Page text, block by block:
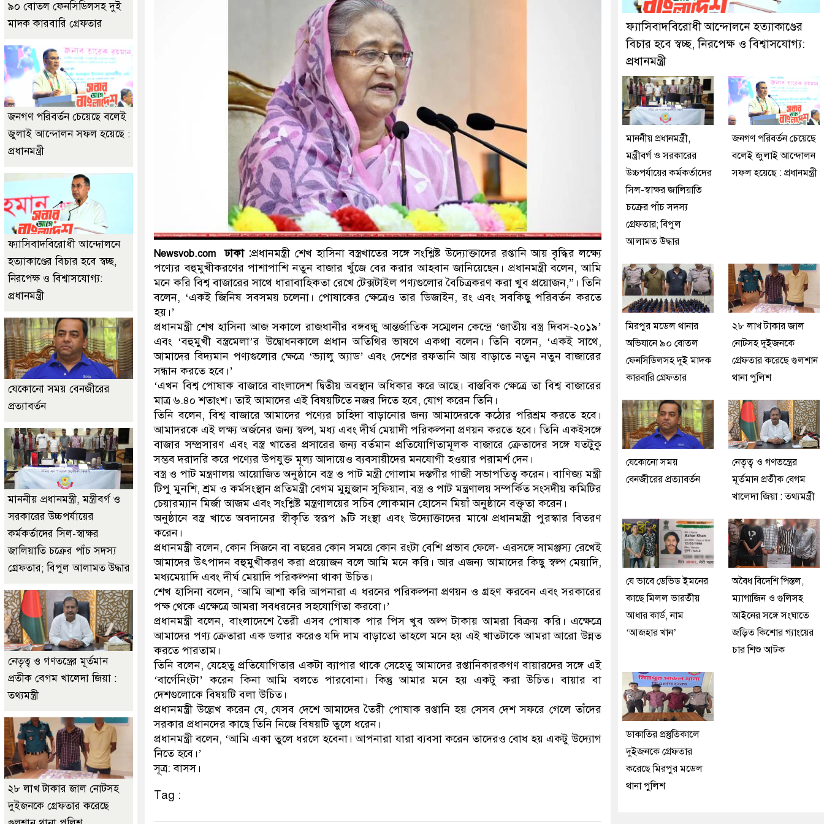
ডাকাতির প্রস্তুতিকালে দুইজনকে গ্রেফতার করেছে মিরপুর মডেল থানা পুলিশ
Newsvob.com ঢাকা :প্রধানমন্ত্রী শেখ হাসিনা বস্ত্রখাতের সঙ্গে সংশ্লিষ্ট উদ্যোক্তাদের রপ্তানি আয় বৃৃদ্ধির লক্ষ্যে
পণ্যের বহুমুখীকরণের পাশাপাশি নতুন বাজার খুঁজে বের করার আহবান জানিয়েছেন। প্রধানমন্ত্রী বলেন, আমি
মনে করি বিশ্ব বাজারের সাথে ধারাবাহিকতা রেখে টেক্সটাইল পণ্যগুলোর বৈচিত্রকরণ করা খুব প্রয়োজন,”। তিনি
বলেন, ‘একই জিনিষ সবসময় চলেনা। পোষাকের ক্ষেত্রেও তার ডিজাইন, রং এবং সবকিছু পরিবর্তন করতে
হয়।’
প্রধানমন্ত্রী শেখ হাসিনা আজ সকালে রাজধানীর বঙ্গবন্ধু আন্তর্জাতিক সম্মেলন কেন্দ্রে ‘জাতীয় বস্ত্র দিবস-২০১৯’
এবং ‘বহুমুখী বস্ত্রমেলা’র উদ্বোধনকালে প্রধান অতিথির ভাষণে একথা বলেন। তিনি বলেন, ‘একই সাথে,
আমাদের বিদ্যমান পণ্যগুলোর ক্ষেত্রে ‘ভ্যালু অ্যাড’ এবং দেশের রফতানি আয় বাড়াতে নতুন নতুন বাজারের
সন্ধান করতে হবে।’
‘এখন বিশ্ব পোষাক বাজারে বাংলাদেশ দ্বিতীয় অবস্থান অধিকার করে আছে। বাস্তবিক ক্ষেত্রে তা বিশ্ব বাজারের
মাত্র ৬.৪০ শতাংশ। তাই আমাদের এই বিষয়টিতে নজর দিতে হবে, যোগ করেন তিনি।
তিনি বলেন, বিশ্ব বাজারে আমাদের পণ্যের চাহিদা বাড়ানোর জন্য আমাদেরকে কঠোর পরিশ্রম করতে হবে।
আমাদরকে এই লক্ষ্য অর্জনের জন্য স্বল্প, মধ্য এবং দীর্ঘ মেয়াদী পরিকল্পনা প্রণয়ন করতে হবে। তিনি একইসঙ্গে
বাজার সম্প্রসারণ এবং বস্ত্র খাতের প্রসারের জন্য বর্তমান প্রতিযোগিতামূলক বাজারে ক্রেতাদের সঙ্গে যতটুকু
সম্ভব দরাদরি করে পণ্যের উপযুক্ত মূল্য আদায়েও ব্যবসায়ীদের মনযোগী হওয়ার পরামর্শ দেন।
বস্ত্র ও পাট মন্ত্রণালয় আয়োজিত অনুষ্ঠানে বস্ত্র ও পাট মন্ত্রী গোলাম দস্তগীর গাজী সভাপতিত্ব করেন। বাণিজ্য মন্ত্রী
টিপু মুনশি, শ্রম ও কর্মসংস্থান প্রতিমন্ত্রী বেগম মুন্নুজান সুফিয়ান, বস্ত্র ও পাট মন্ত্রণালয় সম্পর্কিত সংসদীয় কমিটির
চেয়ারম্যান মির্জা আজম এবং সংশ্লিষ্ট মন্ত্রণালয়ের সচিব লোকমান হোসেন মিয়াঁ অনুষ্ঠানে বক্তৃতা করেন।
অনুষ্ঠানে বস্ত্র খাতে অবদানের স্বীকৃতি স্বরূপ ৯টি সংস্থা এবং উদ্যোক্তাদের মাঝে প্রধানমন্ত্রী পুরস্কার বিতরণ
করেন।
প্রধানমন্ত্রী বলেন, কোন সিজনে বা বছরের কোন সময়ে কোন রংটা বেশি প্রভাব ফেলে- এরসঙ্গে সামঞ্জস্য রেখেই
আমাদের উৎপাদন বহুমুখীকরণ করা প্রয়োজন বলে আমি মনে করি। আর এজন্য আমাদের কিছু স্বল্প মেয়াদি,
মধ্যমেয়াদি এবং দীর্ঘ মেয়াদি পরিকল্পনা থাকা উচিত।
শেখ হাসিনা বলেন, ‘আমি আশা করি আপনারা এ ধরনের পরিকল্পনা প্রণয়ন ও গ্রহণ করবেন এবং সরকারের
পক্ষ থেকে এক্ষেত্রে আমরা সবধরনের সহযোগিতা করবো।’
প্রধানমন্ত্রী বলেন, বাংলাদেশে তৈরী এসব পোষাক পার পিস খুব অল্প টাকায় আমরা বিক্রয় করি। এক্ষেত্রে
আমাদের পণ্য ক্রেতারা এক ডলার করেও যদি দাম বাড়াতো তাহলে মনে হয় এই খাতটাকে আমরা আরো উন্নত
করতে পারতাম।
তিনি বলেন, যেহেতু প্রতিযোগিতার একটা ব্যাপার থাকে সেহেতু আমাদের রপ্তানিকারকগণ বায়ারদের সঙ্গে এই
‘বার্গেনিংটা’ করেন কিনা আমি বলতে পারবোনা। কিন্তু আমার মনে হয় একটু করা উচিত। বায়ার বা
দেশগুলোকে বিষয়টি বলা উচিত।
প্রধানমন্ত্রী উল্লেখ করেন যে, যেসব দেশে আমাদের তৈরী পোষাক রপ্তানি হয় সেসব দেশ সফরে গেলে তাঁদের
সরকার প্রধানদের কাছে তিনি নিজে বিষয়টি তুলে ধরেন।
প্রধানমন্ত্রী বলেন, ‘আমি একা তুলে ধরলে হবেনা। আপনারা যারা ব্যবসা করেন তাদেরও বোধ হয় একটু উদ্যোগ
নিতে হবে।’
সূত্র: বাসস।
Tag :
৯০ বোতল ফেনসিডিলসহ দুই
মাদক কারবারি গ্রেফতার
জনগণ পরিবর্তন চেয়েছে বলেই
জুলাই আন্দোলন সফল হয়েছে :
প্রধানমন্ত্রী
ফ্যাসিবাদবিরোধী আন্দোলনে
হত্যাকাণ্ডের বিচার হবে স্বচ্ছ,
নিরপেক্ষ ও বিশ্বাসযোগ্য:
প্রধানমন্ত্রী
যেকোনো সময় বেনজীরের
প্রত্যাবর্তন
মাননীয় প্রধানমন্ত্রী, মন্ত্রীবর্গ ও
সরকারের উচ্চপর্যায়ের
কর্মকর্তাদের সিল-স্বাক্ষর
জালিয়াতি চক্রের পাঁচ সদস্য
গ্রেফতার; বিপুল আলামত উদ্ধার
নেতৃত্ব ও গণতন্ত্রের মূর্তমান
প্রতীক বেগম খালেদা জিয়া :
তথ্যমন্ত্রী
২৮ লাখ টাকার জাল নোটসহ
দুইজনকে গ্রেফতার করেছে
ফ্যাসিবাদবিরোধী আন্দোলনে হত্যাকাণ্ডের
বিচার হবে স্বচ্ছ, নিরপেক্ষ ও বিশ্বাসযোগ্য:
প্রধানমন্ত্রী
মাননীয় প্রধানমন্ত্রী,
মন্ত্রীবর্গ ও সরকারের
উচ্চপর্যায়ের কর্মকর্তাদের
সিল-স্বাক্ষর জালিয়াতি
চক্রের পাঁচ সদস্য
গ্রেফতার; বিপুল
আলামত উদ্ধার
জনগণ পরিবর্তন চেয়েছে
বলেই জুলাই আন্দোলন
সফল হয়েছে : প্রধানমন্ত্রী
মিরপুর মডেল থানার
অভিযানে ৯০ বোতল
ফেনসিডিলসহ দুই মাদক
কারবারি গ্রেফতার
২৮ লাখ টাকার জাল
নোটসহ দুইজনকে
গ্রেফতার করেছে গুলশান
থানা পুলিশ
যেকোনো সময়
বেনজীরের প্রত্যাবর্তন
নেতৃত্ব ও গণতন্ত্রের
মূর্তমান প্রতীক বেগম
খালেদা জিয়া : তথ্যমন্ত্রী
যে ভাবে ডেভিড ইমনের
কাছে মিলল ভারতীয়
আধার কার্ড, নাম
‘আজহার খান’
অবৈধ বিদেশি পিস্তল,
ম্যাগাজিন ও গুলিসহ
আইনের সঙ্গে সংঘাতে
জড়িত কিশোর গ্যাংয়ের
চার শিশু আটক
ডাকাতির প্রস্তুতিকালে
দুইজনকে গ্রেফতার
করেছে মিরপুর মডেল
থানা পুলিশ